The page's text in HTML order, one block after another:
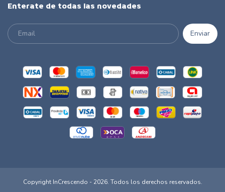
Enterate de todas las novedades
Copyright InCrescendo - 2026. Todos los derechos reservados.